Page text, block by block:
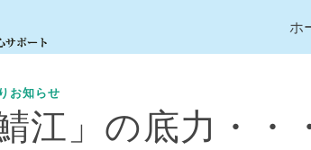
ホ
お知らせ
江」の底力・・